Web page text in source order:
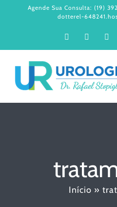
Agende Sua Consulta: (19)
dotterel-
Facebook
Início »